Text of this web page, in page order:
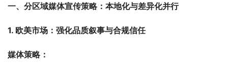
一、分区域媒体宣传策略：本地化与差异化并行
1. 欧美市场：强化品质叙事与合规信任
媒体策略：